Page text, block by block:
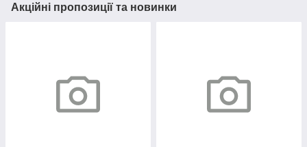
Акційні пропозиції та новинки